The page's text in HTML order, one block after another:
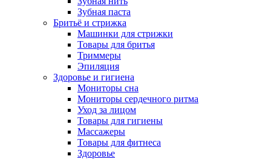
Зубная паста
Бритьё и стрижка
Машинки для стрижки
Товары для бритья
Триммеры
Эпиляция
Здоровье и гигиена
Мониторы сна
Мониторы сердечного ритма
Уход за лицом
Товары для гигиены
Массажеры
Товары для фитнеса
Здоровье